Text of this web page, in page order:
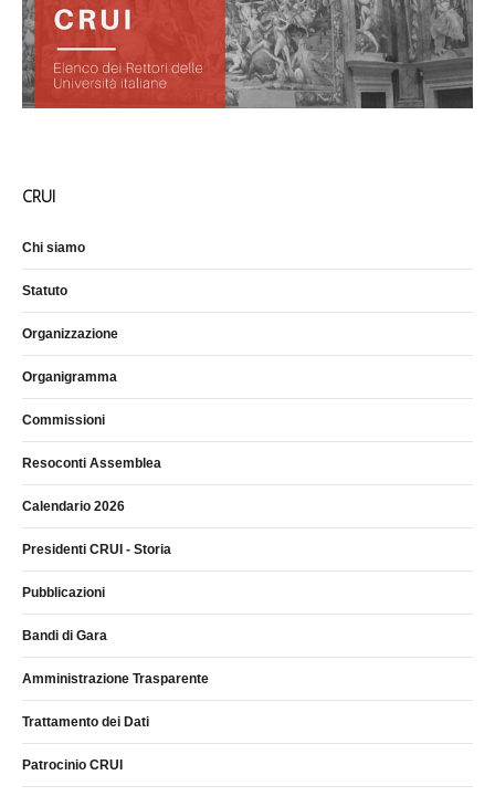
CRUI
Chi siamo
Statuto
Organizzazione
Organigramma
Commissioni
Resoconti Assemblea
Calendario 2026
Presidenti CRUI - Storia
Pubblicazioni
Bandi di Gara
Amministrazione Trasparente
Trattamento dei Dati
Patrocinio CRUI